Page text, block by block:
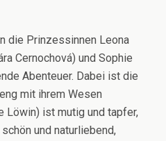
die Prinzessinnen Leona
Cernochová) und Sophie
Abenteuer. Dabei ist die
mit ihrem Wesen
Löwin) ist mutig und tapfer,
und naturliebend,